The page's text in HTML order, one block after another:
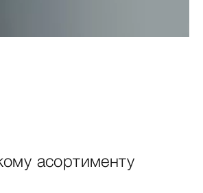
асортименту